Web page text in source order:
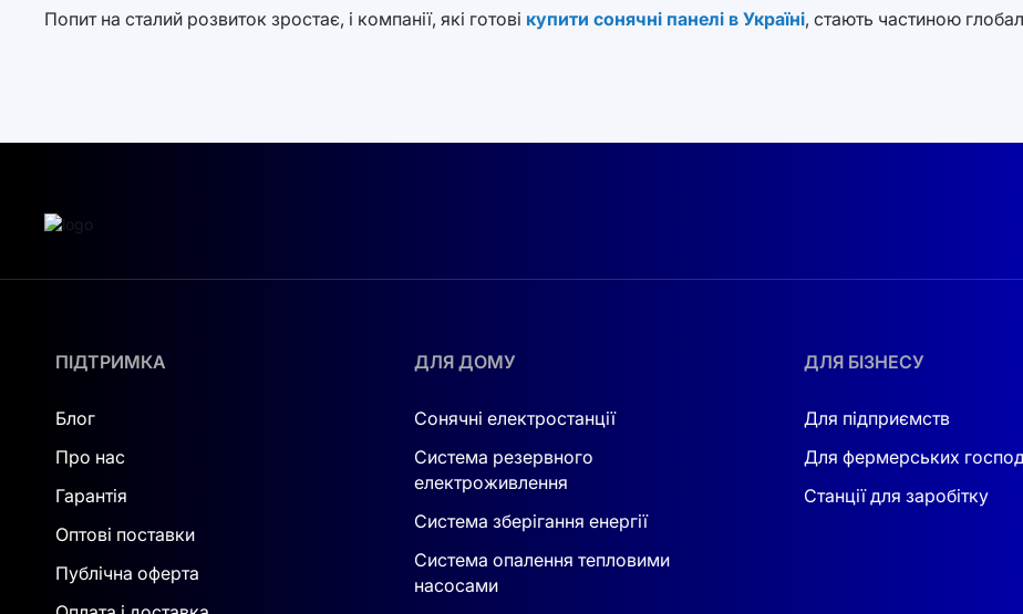
Попит на сталий розвиток зростає, і компанії, які готові купити сонячні панелі в Україні, стають частиною
ПІДТРИМКА
Блог
Про нас
Гарантія
Оптові поставки
Публічна оферта
ДЛЯ ДОМУ
Сонячні електростанції
Система резервного
електроживлення
Система зберігання енергії
Система опалення тепловими
насосами
ДЛЯ БІЗНЕСУ
Для підприємств
Для фермерських
Станції для заробітку